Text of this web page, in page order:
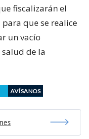
fiscalizarán el
que se realice
un vacío
de la
AVÍSANOS